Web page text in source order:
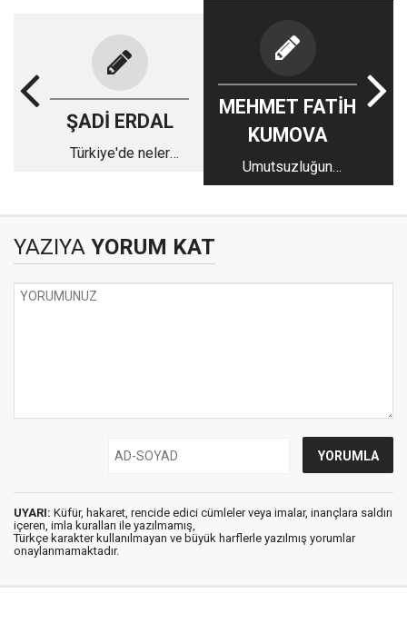
ŞADİ ERDAL
Türkiye'de neler
MEHMET FATİH
KUMOVA
Umutsuzluğun
dayanılmaz cazibesi
YAZIYA YORUM KAT
UYARI: Küfür, hakaret, rencide edici cümleler veya imalar, inançlara saldırı
içeren, imla kuralları ile yazılmamış,
Türkçe karakter kullanılmayan ve büyük harflerle yazılmış yorumlar
onaylanmamaktadır.